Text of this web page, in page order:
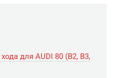
для AUDI 80 (B2, B3,